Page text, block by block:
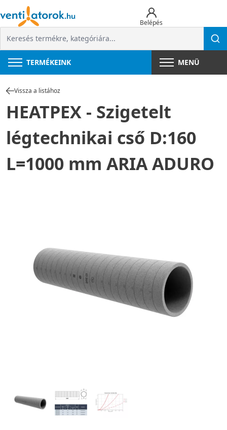
Belépés
TERMÉKEINK MENÜ
Vissza a listához
HEATPEX - Szigetelt
légtechnikai cső D:160
L=1000 mm ARIA ADURO